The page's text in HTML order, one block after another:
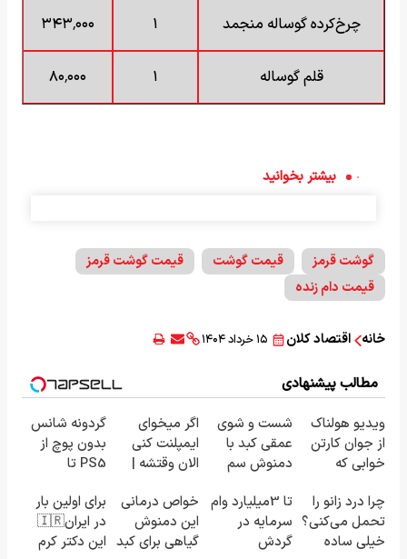
چرخ‌کرده گوساله منجمد ۱ ۳۴۳٬۰۰۰
قلم گوساله ۱ ۸۰٬۰۰۰
بیشتر بخوانید
گوشت قرمز قیمت گوشت
قیمت گوشت قرمز
قیمت دام زنده
خانه اقتصاد کلان ۱۵ خرداد ۱۴۰۴
مطالب پیشنهادی
ویدیو هولناک
از جوان کارتن
خوابی که
آموزش رایگان
شست و شوی
عمقی کبد با
دمنوش سم
اگر میخوای
ایمپلنت کنی
الان وقتشه |
میلیون
تومان!!!
گردونه شانس
بدون پوچ از
PS5 تا
کوین 🔥
چرا درد زانو را
تحمل می‌کنی؟
خیلی ساده
تا 3میلیارد وام
سرمایه در
گردش
خواص درمانی
این دمنوش
گیاهی برای کبد
برای اولین بار
در ایران🇮🇷
این دکتر کرم